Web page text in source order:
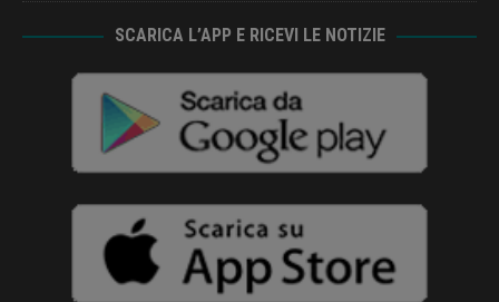
SCARICA L’APP E RICEVI LE NOTIZIE